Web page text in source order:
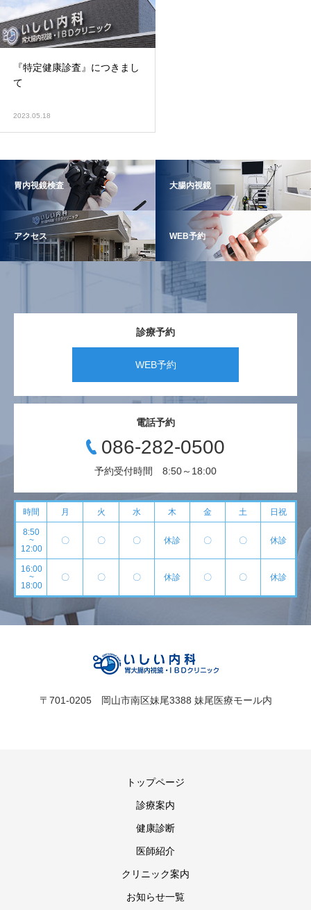
『特定健康診査』につきまし
て
2023.05.18
胃内視鏡検査 大腸内視鏡
アクセス WEB予約
診療予約
WEB予約
電話予約
086-282-0500
予約受付時間 8:50～18:00
時間 月 火 水 木 金 土 日祝
8:50
~
12:00
〇 〇 〇 休診 〇 〇 休診
16:00
~
18:00
〇 〇 〇 休診 〇 〇 休診
〒701-0205 岡山市南区妹尾3388 妹尾医療モール内
トップページ
診療案内
健康診断
医師紹介
クリニック案内
お知らせ一覧